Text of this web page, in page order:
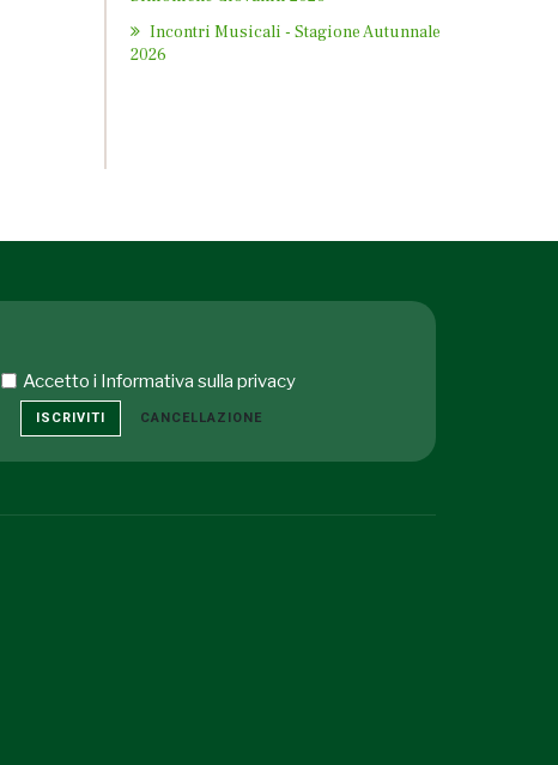
Incontri Musicali - Stagione Autunnale
2026
Accetto i Informativa sulla privacy
ISCRIVITI CANCELLAZIONE